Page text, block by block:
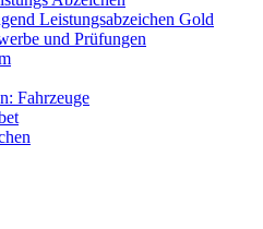
Leistungsabzeichen Gold
und Prüfungen
Fahrzeuge